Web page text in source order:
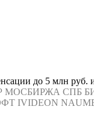
до 5 млн руб.
МОСБИРЖА СПБ
IVIDEON